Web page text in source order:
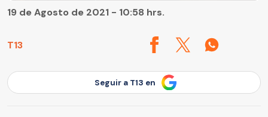
T13
19 de Agosto de 2021 - 10:58 hrs.
Seguir a T13 en